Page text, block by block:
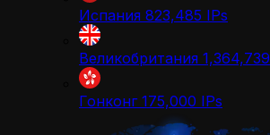
Испания 823,485 IPs
Великобритания 1,364,739
Гонконг 175,000 IPs